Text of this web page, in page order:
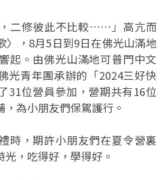
，二修彼此不比較……」高亢而
〉，8月5日到9日在佛光山滿地
起。由佛光山滿地可普門中文
光青年團承辦的「2024三好快
31位營員參加，營期共有16位
為小朋友們保駕護行。
時，期許小朋友們在夏令營裏
，吃得好，學得好。